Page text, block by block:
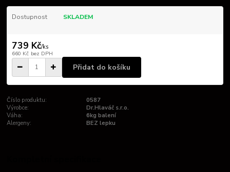
Dostupnost SKLADEM
739 Kč/ks
660 Kč bez DPH
Přidat do košíku
Číslo produktu:
0587
Výrobce:
Dr.Hlaváč s.r.o.
Váha:
6kg balení
Alergeny:
BEZ lepku